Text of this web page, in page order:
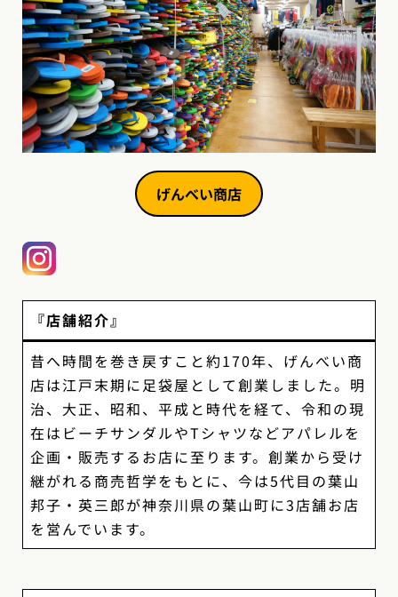
げんべい商店
『店舗紹介』
昔へ時間を巻き戻すこと約170年、げんべい商
店は江戸末期に足袋屋として創業しました。明
治、大正、昭和、平成と時代を経て、令和の現
在はビーチサンダルやTシャツなどアパレルを
企画・販売するお店に至ります。創業から受け
継がれる商売哲学をもとに、今は5代目の葉山
邦子・英三郎が神奈川県の葉山町に3店舗お店
を営んでいます。